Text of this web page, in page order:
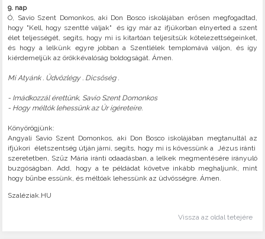
9. nap
Ó, Savio Szent Domonkos, aki Don Bosco iskolájában erősen megfogadtad,
hogy "Kell, hogy szentté váljak" és így már az ifjúkorban elnyerted a szent
élet teljességét, segíts, hogy mi is kitartóan teljesítsük kötelezettségeinket,
és hogy a lelkünk egyre jobban a Szentlélek templomává váljon, és így
kiérdemeljük az örökkévalóság boldogságát. Ámen.
Mi Atyánk . Üdvözlégy . Dicsőség .
- Imádkozzál érettünk, Savio Szent Domonkos
- Hogy méltók lehessünk az Úr ígéreteire.
Könyörögjünk:
Angyali Savio Szent Domonkos, aki Don Bosco iskolájában megtanultál az
ifjúkori életszentség útján járni, segíts, hogy mi is kövessünk a Jézus iránti
szeretetben, Szűz Mária iránti odaadásban, a lelkek megmentésére irányuló
buzgóságban. Add, hogy a te példádat követve inkább meghaljunk, mint
hogy bűnbe essünk, és méltóak lehessünk az üdvösségre. Ámen.
Szaléziak.HU
Vissza az oldal tetejére